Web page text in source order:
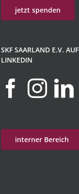
jetzt spenden
SKF SAARLAND E.V.
LINKEDIN
interner Bereich